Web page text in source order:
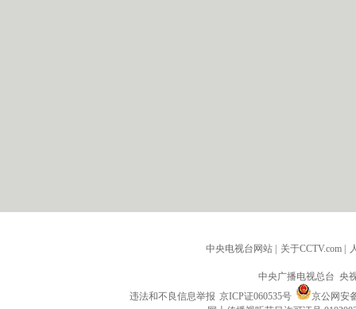
中央电视台网站 | 关于CCTV.com |
中央广播电视总台 央
违法和不良信息举报 京ICP证060535号
京公网安